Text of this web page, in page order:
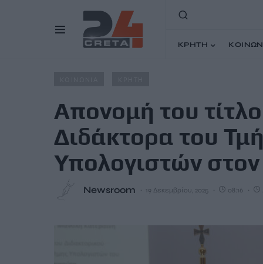
ΚΡΗΤΗ
Απονομή του
Διδάκτορα του
Υπολογιστών
Newsroom 19 Δεκεμβρίου, 2025 08:16